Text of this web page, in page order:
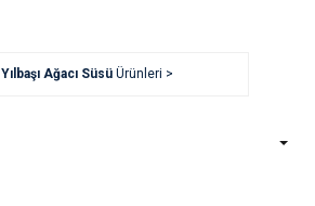
Yılbaşı Ağacı SüsüÜrünleri >